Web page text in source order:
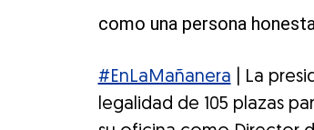
como una persona
#EnLaMañanera | La
legalidad de 105 plazas